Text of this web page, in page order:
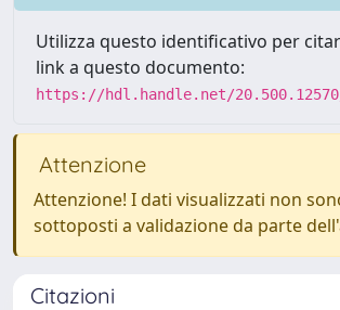
Utilizza questo identificativo per
link a questo documento:
https://hdl.handle.net/
Attenzione
Attenzione! I dati visualizzati non
sottoposti a validazione da parte
Citazioni